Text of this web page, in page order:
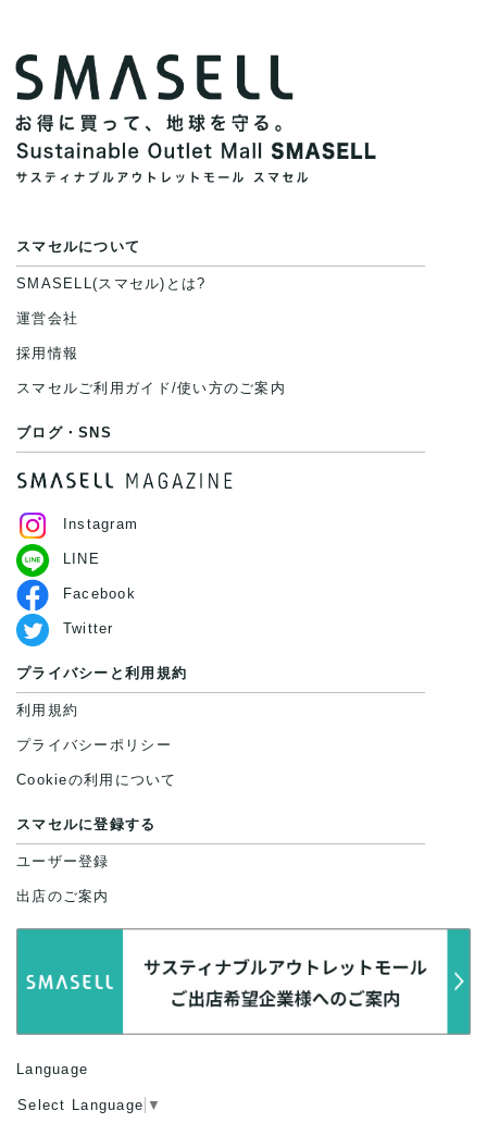
スマセルについて
SMASELL(スマセル)とは?
運営会社
採用情報
スマセルご利用ガイド/使い方のご案内
ブログ・SNS
Instagram
LINE
Facebook
Twitter
プライバシーと利用規約
利用規約
プライバシーポリシー
Cookieの利用について
スマセルに登録する
ユーザー登録
出店のご案内
Language
Select Language ▼